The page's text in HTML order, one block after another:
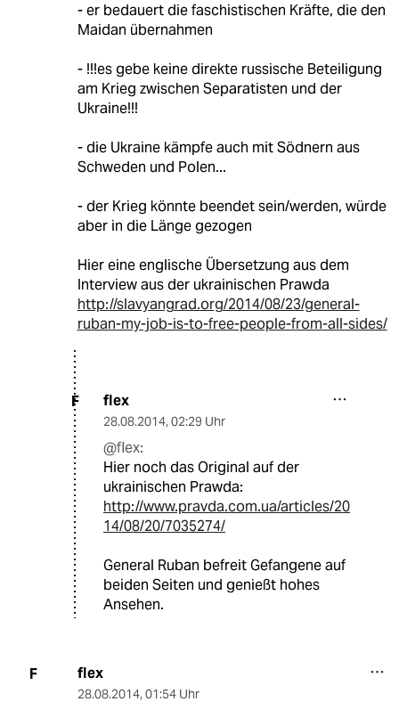
- er bedauert die faschistischen Kräfte, die den
Maidan übernahmen
- !!!es gebe keine direkte russische Beteiligung
am Krieg zwischen Separatisten und der
Ukraine!!!
- die Ukraine kämpfe auch mit Södnern aus
Schweden und Polen...
- der Krieg könnte beendet sein/werden, würde
aber in die Länge gezogen
Hier eine englische Übersetzung aus dem
Interview aus der ukrainischen Prawda
http://slavyangrad.org/2014/08/23/general-
ruban-my-job-is-to-free-people-from-all-sides/
F flex
28.08.2014, 02:29 Uhr
@flex:
Hier noch das Original auf der
ukrainischen Prawda:
http://www.pravda.com.ua/articles/20
14/08/20/7035274/
General Ruban befreit Gefangene auf
beiden Seiten und genießt hohes
Ansehen.
F flex
28.08.2014, 01:54 Uhr